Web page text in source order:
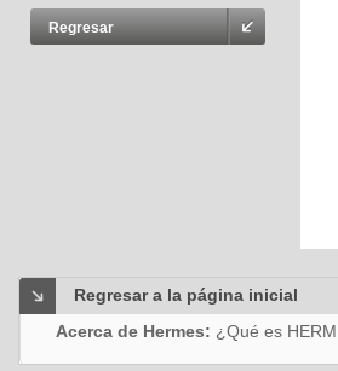
Regresar
Regresar a la página inicial
Acerca de Hermes: ¿Qué es